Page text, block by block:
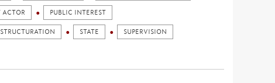
ACTOR PUBLIC INTEREST
STATE SUPERVISION